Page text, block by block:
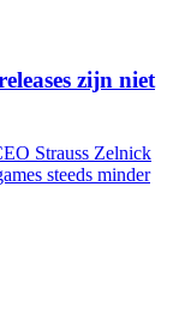
zijn niet
Strauss Zelnick
steeds minder